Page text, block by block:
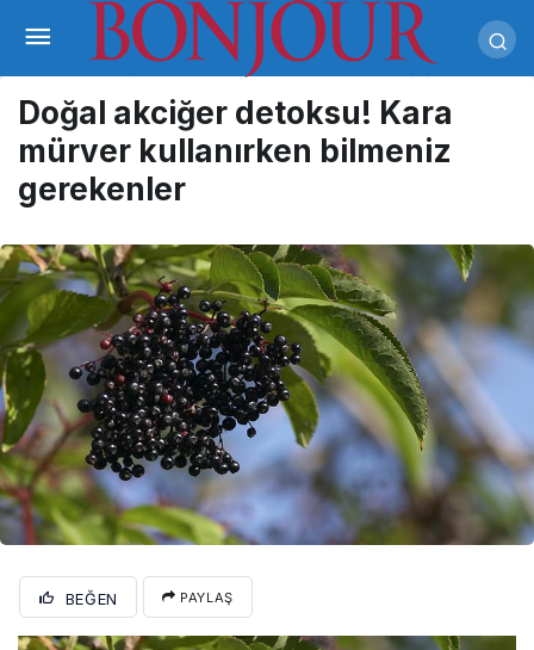
Doğal akciğer detoksu! Kara
mürver kullanırken bilmeniz
gerekenler
BEĞEN PAYLAŞ